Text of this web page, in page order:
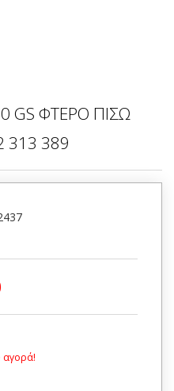
GS ΦΤΕΡΟ ΠΙΣΩ
313 389
αγορά!